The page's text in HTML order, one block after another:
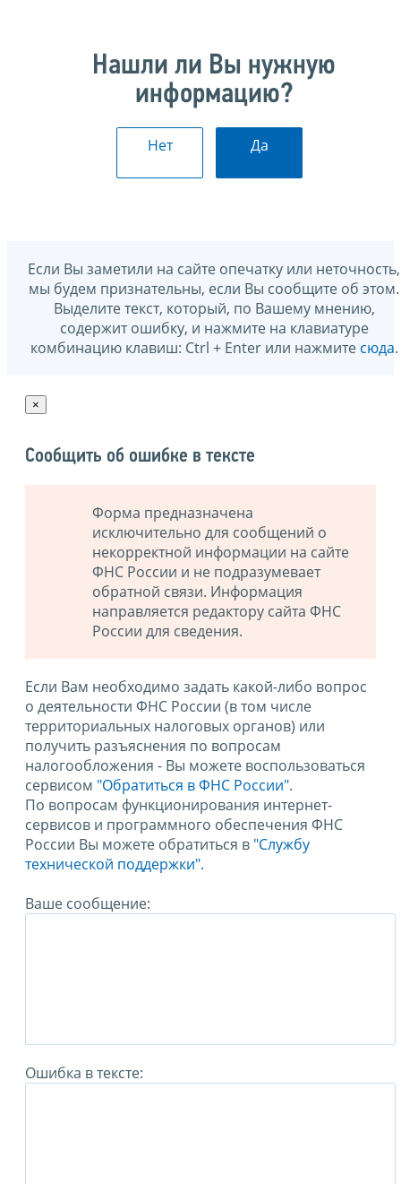
Нашли ли Вы нужную
информацию?
Нет Да
Если Вы заметили на сайте опечатку или неточность,
мы будем признательны, если Вы сообщите об этом.
Выделите текст, который, по Вашему мнению,
содержит ошибку, и нажмите на клавиатуре
комбинацию клавиш: Ctrl + Enter или нажмите сюда.
×
Сообщить об ошибке в тексте
Форма предназначена
исключительно для сообщений о
некорректной информации на сайте
ФНС России и не подразумевает
обратной связи. Информация
направляется редактору сайта ФНС
России для сведения.
Если Вам необходимо задать какой-либо вопрос
о деятельности ФНС России (в том числе
территориальных налоговых органов) или
получить разъяснения по вопросам
налогообложения - Вы можете воспользоваться
сервисом "Обратиться в ФНС России".
По вопросам функционирования интернет-
сервисов и программного обеспечения ФНС
России Вы можете обратиться в "Службу
технической поддержки".
Ваше сообщение:
Ошибка в тексте: